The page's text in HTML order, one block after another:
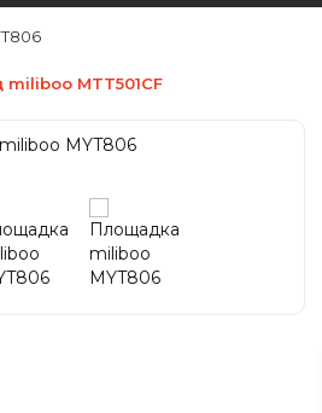
MTT501CF